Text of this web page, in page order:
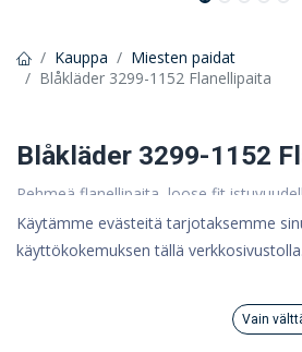
Hinta:
Category
Kauppa
Miesten paidat
Blåkläder 3299-1152 Flanellipaita
Blåkläder 3299-1152
Pehmeä flanellipaita, loose fit
62,15 €
49,52 €
Käytämme evästeitä tarjotaksemme
käyttökokemuksen tällä verkkosivustolla.
Vain